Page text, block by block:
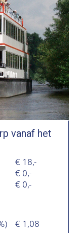
vanaf het
18,-
0,-
0,-
1,08